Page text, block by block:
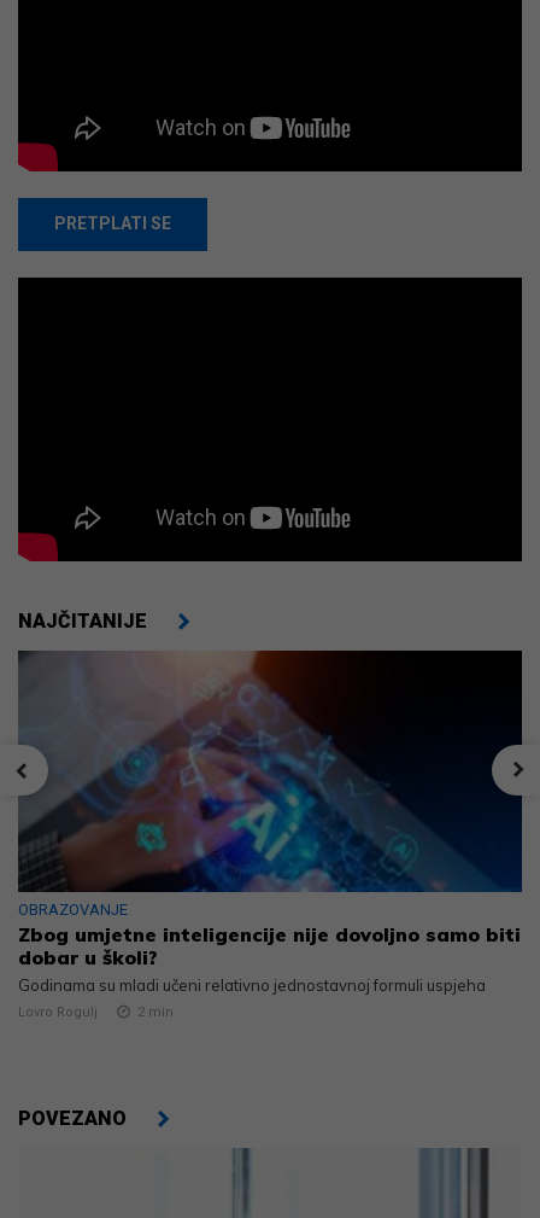
PRETPLATI SE
NAJČITANIJE
OBRAZOVANJE
Zbog umjetne inteligencije nije dovoljno samo biti
dobar u školi?
Godinama su mladi učeni relativno jednostavnoj formuli uspjeha
Lovro Rogulj 2 min
POVEZANO